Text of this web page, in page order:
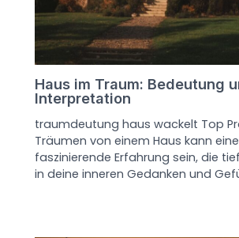
Haus im Traum: Bedeutung
Interpretation
traumdeutung haus wackelt Top
Träumen von einem Haus kann eine
faszinierende Erfahrung sein, die
in deine inneren Gedanken und